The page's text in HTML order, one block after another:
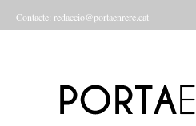
Contacte: redaccio@portaenrere.cat